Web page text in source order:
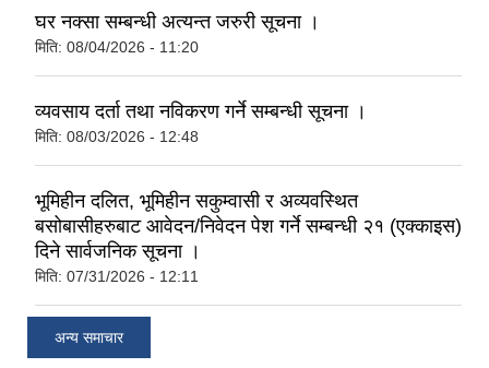
घर नक्सा सम्बन्धी अत्यन्त जरुरी सूचना ।
मिति: 08/04/2026 - 11:20
व्यवसाय दर्ता तथा नविकरण गर्ने सम्बन्धी सूचना ।
मिति: 08/03/2026 - 12:48
भूमिहीन दलित, भूमिहीन सकुम्वासी र अव्यवस्थित
बसोबासीहरुबाट आवेदन/निवेदन पेश गर्ने सम्बन्धी २१ (एक्काइस)
दिने सार्वजनिक सूचना ।
मिति: 07/31/2026 - 12:11
अन्य समाचार